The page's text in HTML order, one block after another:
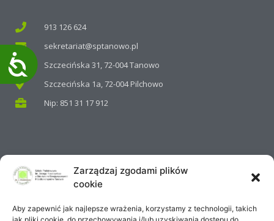
Dostępność
Zarządzaj zgodami plików
cookie
Aby zapewnić jak najlepsze wrażenia, korzystamy z technologii, takich
913 126 624
sekretariat@sptanowo.pl
Szczecińska 31, 72-004 Tanowo
Szczecińska 1a, 72-004 Pilchowo
Nip: 851 31 17 912
ZNAJDŹ NAS NA FACEBOOKU